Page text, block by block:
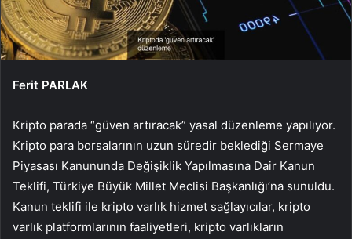
Ferit PARLAK
Kripto parada “güven artıracak” yasal düzenleme yapılıyor.
Kripto para borsalarının uzun süredir beklediği Sermaye
Piyasası Kanununda Değişiklik Yapılmasına Dair Kanun
Teklifi, Türkiye Büyük Millet Meclisi Başkanlığı’na sunuldu.
Kanun teklifi ile kripto varlık hizmet sağlayıcılar, kripto
varlık platformlarının faaliyetleri, kripto varlıkların